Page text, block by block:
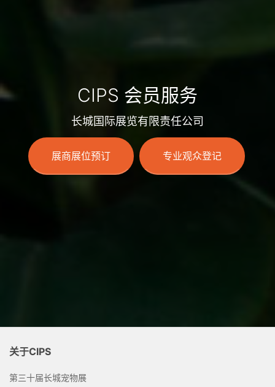
CIPS 会员服务
长城国际展览有限责任公司
展商展位预订 专业观众登记
关于CIPS
第三十届长城宠物展